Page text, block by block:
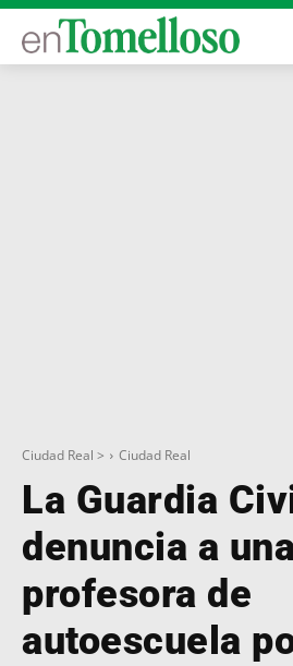
Ciudad Real > Ciudad Real
La Guardia
denuncia a
profesora de
autoescuela